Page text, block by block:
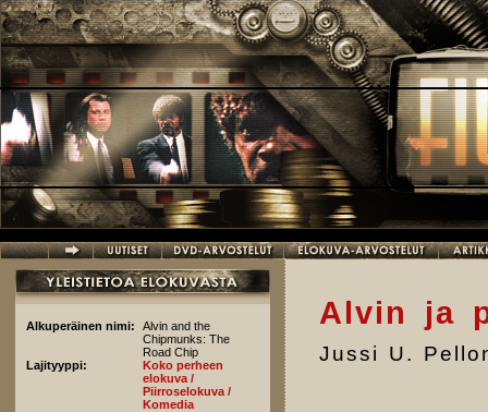
Hyppää pääsisältöön
Alkuperäinen nimi:
Alvin and the
Chipmunks: The
Road Chip
Lajityyppi:
Koko perheen
elokuva /
Piirroselokuva /
Komedia
Alvin ja
Jussi U.